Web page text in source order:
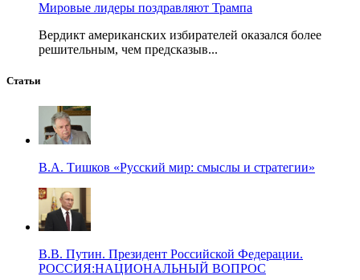
Мировые лидеры поздравляют Трампа
Вердикт американских избирателей оказался более
решительным, чем предсказыв...
Статьи
В.А. Тишков «Русский мир: смыслы и стратегии»
В.В. Путин. Президент Российской Федерации.
РОССИЯ:НАЦИОНАЛЬНЫЙ ВОПРОС